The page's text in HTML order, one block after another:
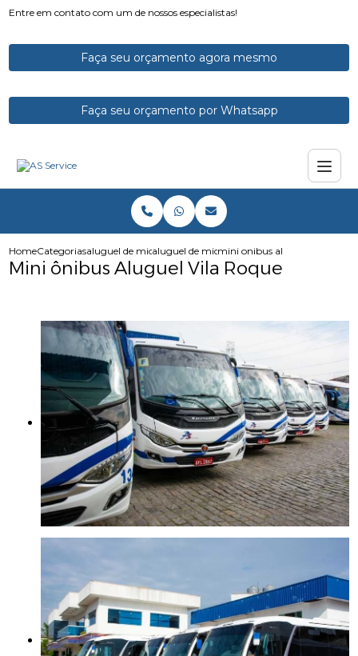
Entre em contato com um de nossos especialistas!
Faça seu orçamento agora mesmo
Faça seu orçamento por Whatsapp
HomeCategoriasaluguel de micro onibusaluguel de micro onibus para funcionarios
mini onibus aluguel vila roque
Mini ônibus Aluguel Vila Roque